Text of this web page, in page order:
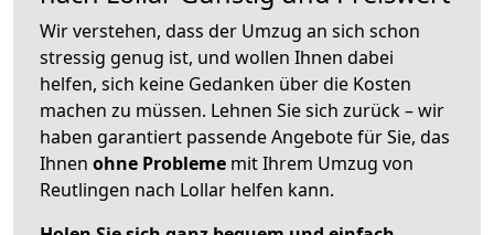
Wir verstehen, dass der Umzug an sich schon
stressig genug ist, und wollen Ihnen dabei
helfen, sich keine Gedanken über die Kosten
machen zu müssen. Lehnen Sie sich zurück – wir
haben garantiert passende Angebote für Sie, das
Ihnen ohne Probleme mit Ihrem Umzug von
Reutlingen nach Lollar helfen kann.